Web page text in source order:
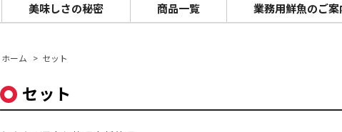
美味しさの秘密 商品一覧 業務用鮮魚のご案
ホーム > セット
セット